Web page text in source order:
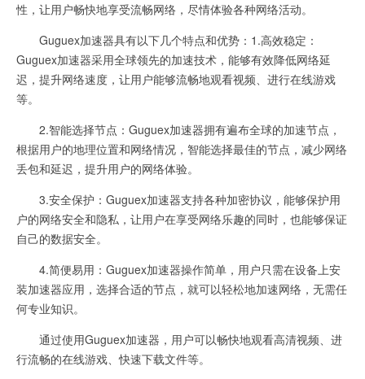
性，让用户畅快地享受流畅网络，尽情体验各种网络活动。
Guguex加速器具有以下几个特点和优势：1.高效稳定：
Guguex加速器采用全球领先的加速技术，能够有效降低网络延
迟，提升网络速度，让用户能够流畅地观看视频、进行在线游戏
等。
2.智能选择节点：Guguex加速器拥有遍布全球的加速节点，
根据用户的地理位置和网络情况，智能选择最佳的节点，减少网络
丢包和延迟，提升用户的网络体验。
3.安全保护：Guguex加速器支持各种加密协议，能够保护用
户的网络安全和隐私，让用户在享受网络乐趣的同时，也能够保证
自己的数据安全。
4.简便易用：Guguex加速器操作简单，用户只需在设备上安
装加速器应用，选择合适的节点，就可以轻松地加速网络，无需任
何专业知识。
通过使用Guguex加速器，用户可以畅快地观看高清视频、进
行流畅的在线游戏、快速下载文件等。